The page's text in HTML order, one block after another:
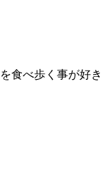
べ歩く事が好き